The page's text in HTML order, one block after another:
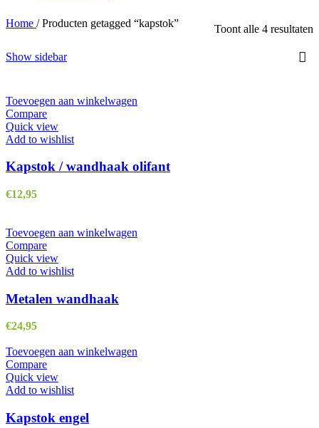
Home / Producten getagged “kapstok” Toont alle 4 resultaten
Show sidebar
Toevoegen aan winkelwagen
Compare
Quick view
Add to wishlist
Kapstok / wandhaak olifant
€12,95
Toevoegen aan winkelwagen
Compare
Quick view
Add to wishlist
Metalen wandhaak
€24,95
Toevoegen aan winkelwagen
Compare
Quick view
Add to wishlist
Kapstok engel